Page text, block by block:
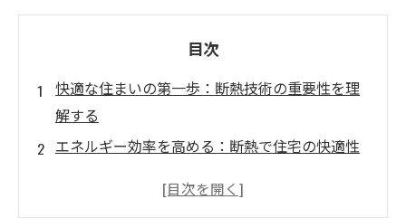
目次
快適な住まいの第一歩：断熱技術の重要性を理
解する
エネルギー効率を高める：断熱で住宅の快適性
冬の寒さを防ぐ：実際のリフォーム事例から学